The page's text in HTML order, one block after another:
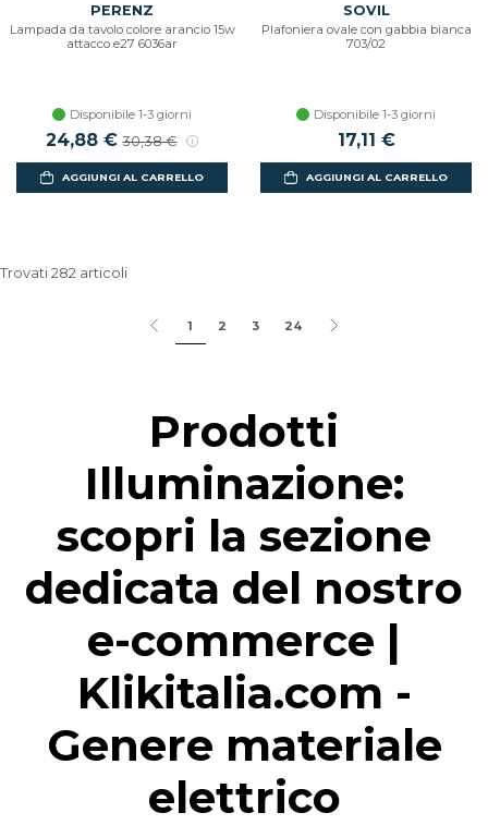
PERENZ
Lampada da tavolo colore arancio 15w
attacco e27 6036ar
Disponibile 1-3 giorni
Prezzo scontato
24,88 € Prezzo di listino
30,38 €
AGGIUNGI AL CARRELLO
SOVIL
Plafoniera ovale con gabbia bianca
703/02
Disponibile 1-3 giorni
17,11 €
AGGIUNGI AL CARRELLO
Trovati 282 articoli
1 2 3 24
Prodotti
Illuminazione:
scopri la sezione
dedicata del nostro
e-commerce |
Klikitalia.com -
Genere materiale
elettrico